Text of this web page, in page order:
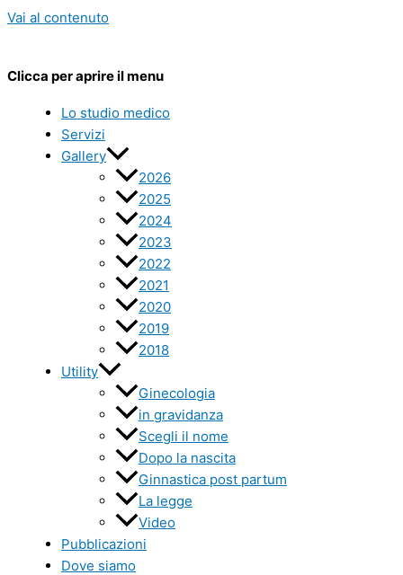
Vai al contenuto
Clicca per aprire il menu
Lo studio medico
Servizi
Gallery
2026
2025
2024
2023
2022
2021
2020
2019
2018
Utility
Ginecologia
in gravidanza
Scegli il nome
Dopo la nascita
Ginnastica post partum
La legge
Video
Pubblicazioni
Dove siamo